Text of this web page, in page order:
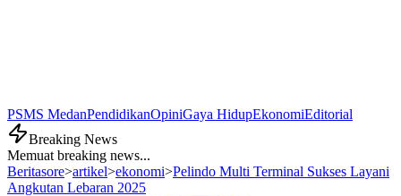
PSMS MedanPendidikanOpiniGaya HidupEkonomiEditorial
Breaking News
Memuat breaking news...
Beritasore>artikel>ekonomi>Pelindo Multi Terminal Sukses Layani
Angkutan Lebaran 2025